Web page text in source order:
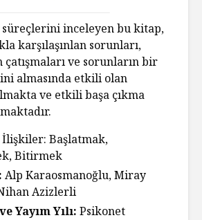
inceleyen bu kitap,
karşılaşınlan sorunları,
ve sorunların bir
almasında etkili olan
ve etkili başa çıkma
İlişkiler: Başlatmak,
Bitirmek
Alp Karaosmanoğlu, Miray
Azizlerli
Yayım Yılı: Psikonet